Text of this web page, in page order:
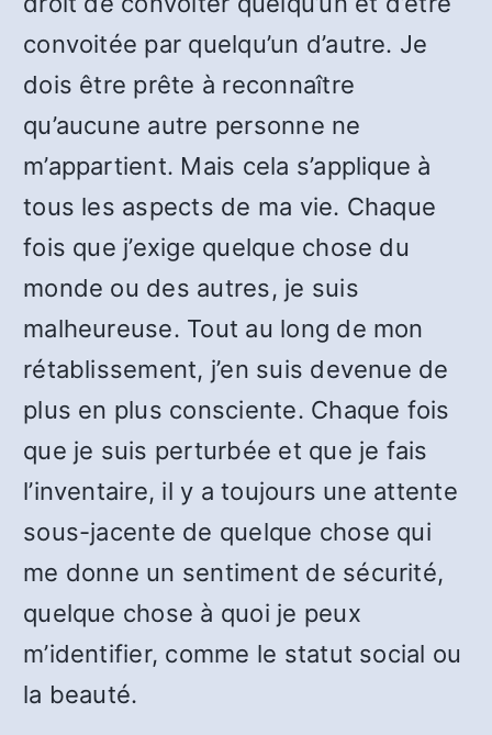
convoitée par quelqu’un d’autre. Je
dois être prête à reconnaître
qu’aucune autre personne ne
m’appartient. Mais cela s’applique à
tous les aspects de ma vie. Chaque
fois que j’exige quelque chose du
monde ou des autres, je suis
malheureuse. Tout au long de mon
rétablissement, j’en suis devenue de
plus en plus consciente. Chaque fois
que je suis perturbée et que je fais
l’inventaire, il y a toujours une attente
sous-jacente de quelque chose qui
me donne un sentiment de sécurité,
quelque chose à quoi je peux
m’identifier, comme le statut social ou
la beauté.